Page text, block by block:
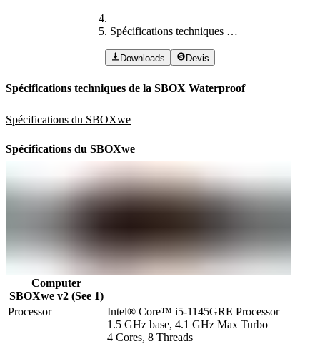
Spécifications techniques de la SBOX Waterproof
Downloads Devis
Spécifications techniques de la SBOX Waterproof
Spécifications du SBOXwe
Spécifications du SBOXwe
Computer
SBOXwe v2 (See 1)
Processor
Intel® Core™ i5-1145GRE Processor
1.5 GHz base, 4.1 GHz Max Turbo
4 Cores, 8 Threads